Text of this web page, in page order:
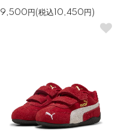
9,500円(税込10,450円)